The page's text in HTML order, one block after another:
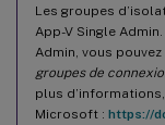
Les groupes
App-V Single
Admin, vous
groupes de
plus
Microsoft : https://